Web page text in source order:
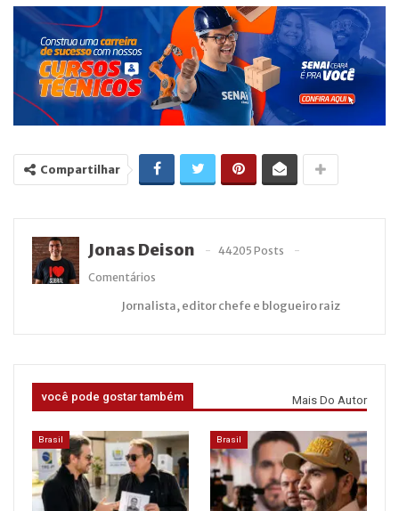
Compartilhar
Jonas Deison
44205 Posts
Comentários
Jornalista, editor chefe e blogueiro raiz
você pode gostar também Mais Do Autor
Brasil Brasil